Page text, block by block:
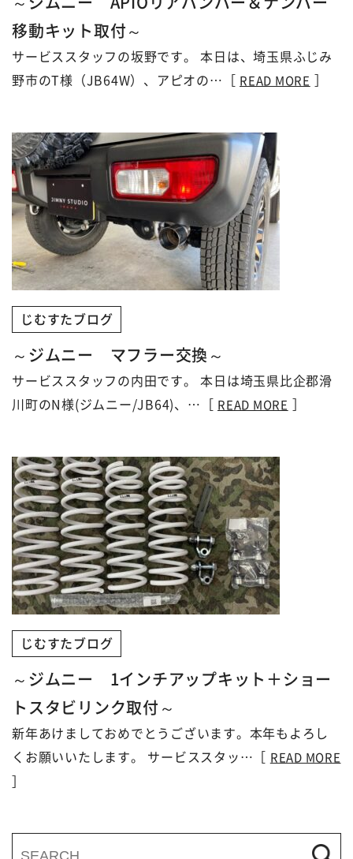
移動キット取付～
サービススタッフの坂野です。 本日は、埼玉県ふじみ
野市のT様（JB64W）、アピオの…［
READ MORE
じむすたブログ
～ジムニー マフラー交換～
サービススタッフの内田です。 本日は埼玉県比企郡滑
川町のN様(ジムニー/JB64)、…［
READ MORE
じむすたブログ
～ジムニー 1インチアップキット＋ショー
トスタビリンク取付～
新年あけましておめでとうございます。本年もよろし
くお願いいたします。 サービススタッ…［
READ MORE